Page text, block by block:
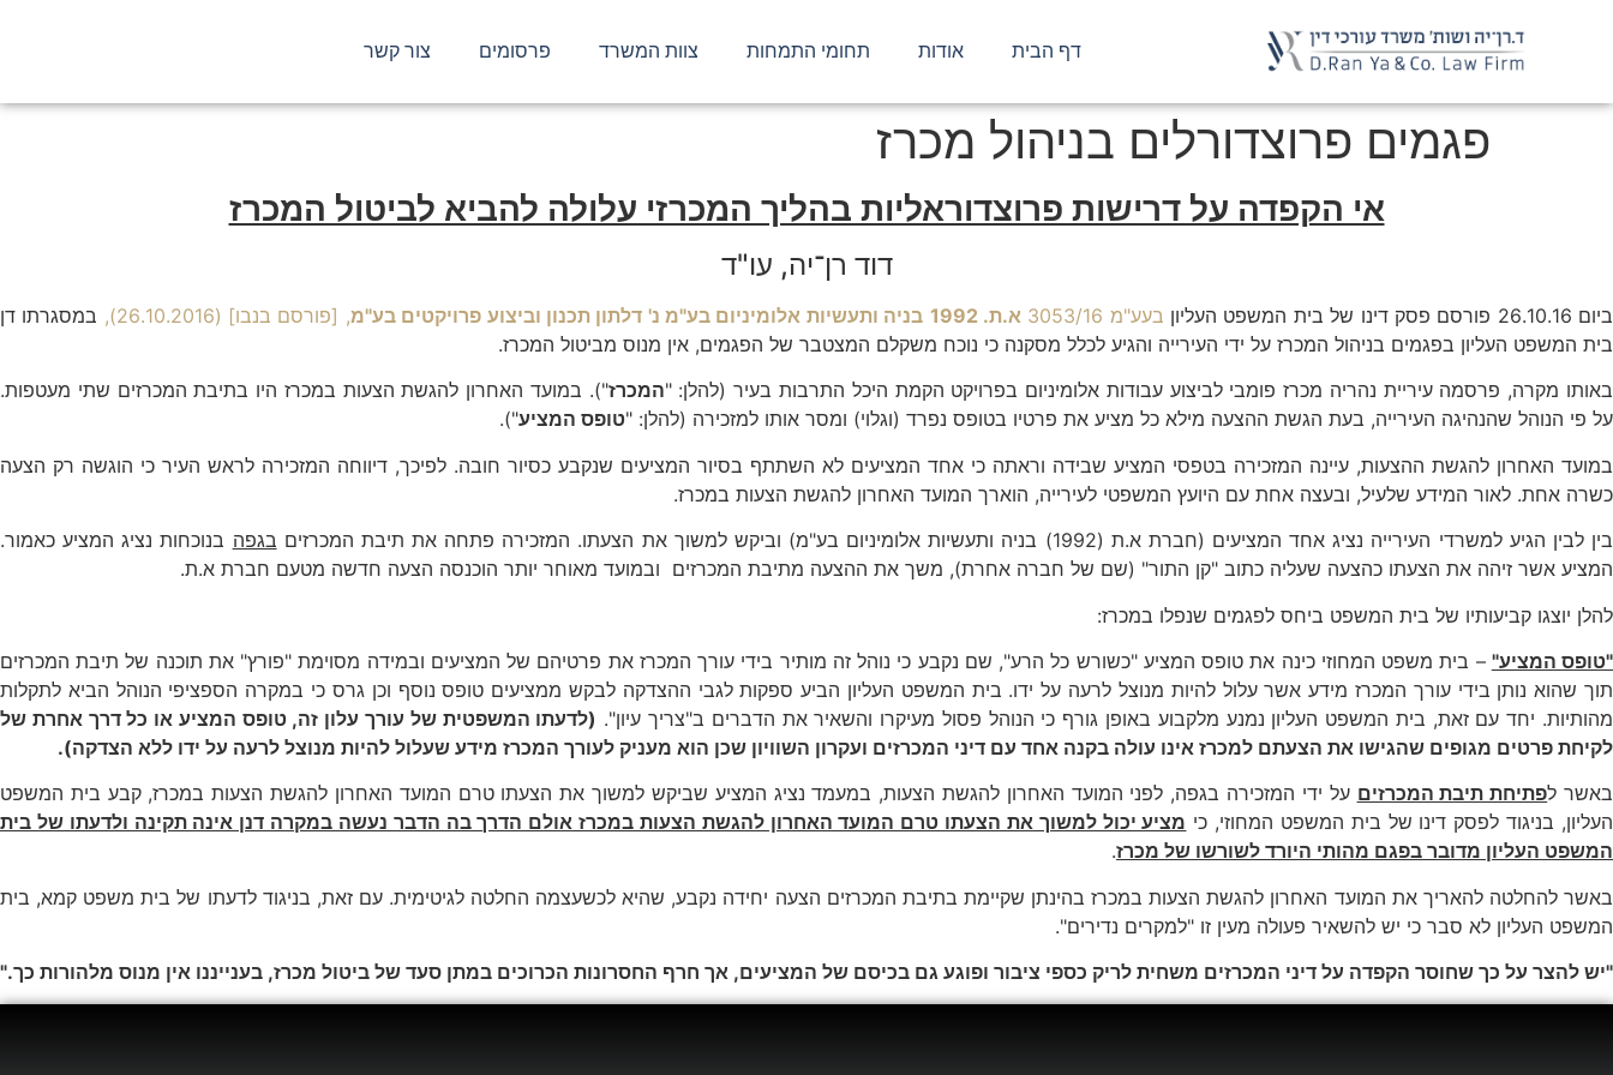
דף הבית אודות תחומי התמחות צוות המשרד פרסומים צור קשר
פגמים פרוצדורלים בניהול מכרז
אי הקפדה על דרישות פרוצדוראליות בהליך המכרזי עלולה להביא לביטול המכרז
דוד רן־יה, עו"ד
ביום 26.10.16 פורסם פסק דינו של בית המשפט העליון בעע"מ 3053/16 א.ת. 1992 בניה ותעשיות אלומיניום בע"מ נ' דלתון תכנון וביצוע פרויקטים בע"מ, [פורסם בנבו] (26.10.2016),
במסגרתו דן
בית המשפט העליון בפגמים בניהול המכרז על ידי העירייה והגיע לכלל מסקנה כי נוכח משקלם המצטבר של הפגמים, אין מנוס מביטול המכרז.
באותו מקרה, פרסמה עיריית נהריה מכרז פומבי לביצוע עבודות אלומיניום בפרויקט הקמת היכל התרבות בעיר (להלן: "המכרז"). במועד האחרון להגשת הצעות במכרז היו בתיבת המכרזים שתי מעטפות.
על פי הנוהל שהנהיגה העירייה, בעת הגשת ההצעה מילא כל מציע את פרטיו בטופס נפרד (וגלוי) ומסר אותו למזכירה (להלן: "טופס המציע").
במועד האחרון להגשת ההצעות, עיינה המזכירה בטפסי המציע שבידה וראתה כי אחד המציעים לא השתתף בסיור המציעים שנקבע כסיור חובה. לפיכך, דיווחה המזכירה לראש העיר כי הוגשה רק הצעה
כשרה אחת. לאור המידע שלעיל, ובעצה אחת עם היועץ המשפטי לעירייה, הוארך המועד האחרון להגשת הצעות במכרז.
בין לבין הגיע למשרדי העירייה נציג אחד המציעים (חברת א.ת (1992) בניה ותעשיות אלומיניום בע"מ) וביקש למשוך את הצעתו. המזכירה פתחה את תיבת המכרזים
בגפה בנוכחות נציג המציע כאמור.
המציע אשר זיהה את הצעתו כהצעה שעליה כתוב "קן התור" (שם של חברה אחרת), משך את ההצעה מתיבת המכרזים ובמועד מאוחר יותר הוכנסה הצעה חדשה מטעם חברת א.ת.
להלן יוצגו קביעותיו של בית המשפט ביחס לפגמים שנפלו במכרז:
"טופס המציע" – בית משפט המחוזי כינה את טופס המציע "כשורש כל הרע", שם נקבע כי נוהל זה מותיר בידי עורך המכרז את פרטיהם של המציעים ובמידה מסוימת "פורץ" את תוכנה של תיבת המכרזים
תוך שהוא נותן בידי עורך המכרז מידע אשר עלול להיות מנוצל לרעה על ידו. בית המשפט העליון הביע ספקות לגבי ההצדקה לבקש ממציעים טופס נוסף וכן גרס כי במקרה הספציפי הנוהל הביא לתקלות
מהותיות. יחד עם זאת, בית המשפט העליון נמנע מלקבוע באופן גורף כי הנוהל פסול מעיקרו והשאיר את הדברים ב"צריך עיון". (לדעתו המשפטית של עורך עלון זה, טופס המציע או כל דרך אחרת של
לקיחת פרטים מגופים שהגישו את הצעתם למכרז אינו עולה בקנה אחד עם דיני המכרזים ועקרון השוויון שכן הוא מעניק לעורך המכרז מידע שעלול להיות מנוצל לרעה על ידו ללא הצדקה).
באשר לפתיחת תיבת המכרזים על ידי המזכירה בגפה, לפני המועד האחרון להגשת הצעות, במעמד נציג המציע שביקש למשוך את הצעתו טרם המועד האחרון להגשת הצעות במכרז, קבע בית המשפט
העליון, בניגוד לפסק דינו של בית המשפט המחוזי, כי מציע יכול למשוך את הצעתו טרם המועד האחרון להגשת הצעות במכרז אולם הדרך בה הדבר נעשה במקרה דנן אינה תקינה ולדעתו של בית
המשפט העליון מדובר בפגם מהותי היורד לשורשו של מכרז.
באשר להחלטה להאריך את המועד האחרון להגשת הצעות במכרז בהינתן שקיימת בתיבת המכרזים הצעה יחידה נקבע, שהיא לכשעצמה החלטה לגיטימית. עם זאת, בניגוד לדעתו של בית משפט קמא, בית
המשפט העליון לא סבר כי יש להשאיר פעולה מעין זו "למקרים נדירים".
"יש להצר על כך שחוסר הקפדה על דיני המכרזים משחית לריק כספי ציבור ופוגע גם בכיסם של המציעים, אך חרף החסרונות הכרוכים במתן סעד של ביטול מכרז, בענייננו אין מנוס מלהורות כך."